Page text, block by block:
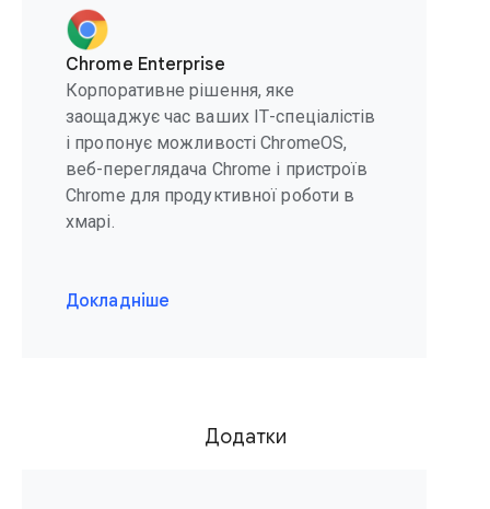
Chrome Enterprise
Корпоративне рішення, яке
заощаджує час ваших ІТ-спеціалістів
і пропонує можливості ChromeOS,
веб-переглядача Chrome і пристроїв
Chrome для продуктивної роботи в
хмарі.
Докладніше
Додатки